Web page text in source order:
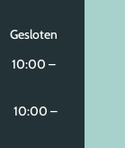
10:00 –
10:00 –